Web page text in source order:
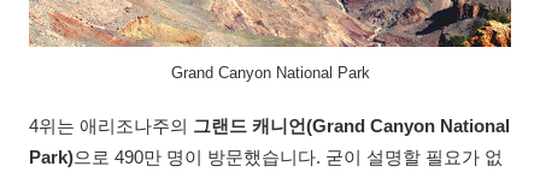
Grand Canyon National Park
4위는 애리조나주의 그랜드 캐니언(Grand Canyon National
Park)으로 490만 명이 방문했습니다. 굳이 설명할 필요가 없